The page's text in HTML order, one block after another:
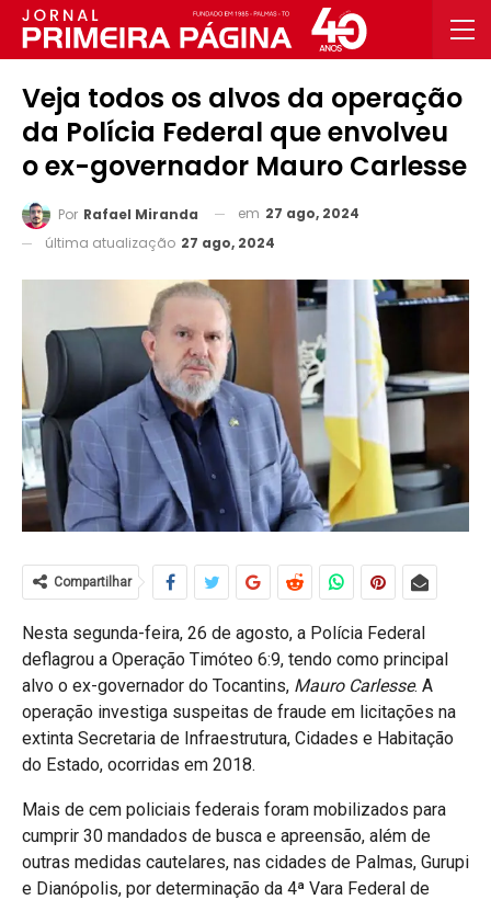
Veja todos os alvos da operação
da Polícia Federal que envolveu
o ex-governador Mauro Carlesse
Por Rafael Miranda em 27 ago, 2024
última atualização 27 ago, 2024
Compartilhar
Nesta segunda-feira, 26 de agosto, a Polícia Federal
deflagrou a Operação Timóteo 6:9, tendo como principal
alvo o ex-governador do Tocantins, Mauro Carlesse. A
operação investiga suspeitas de fraude em licitações na
extinta Secretaria de Infraestrutura, Cidades e Habitação
do Estado, ocorridas em 2018.
Mais de cem policiais federais foram mobilizados para
cumprir 30 mandados de busca e apreensão, além de
outras medidas cautelares, nas cidades de Palmas, Gurupi
e Dianópolis, por determinação da 4ª Vara Federal de